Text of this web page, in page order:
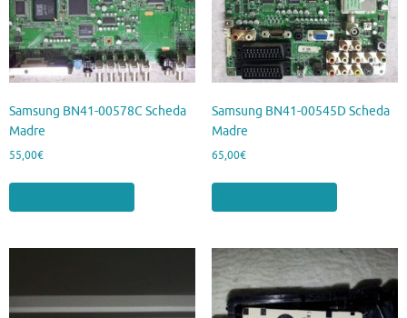
Samsung BN41-00578C Scheda
Madre
55,00€
Samsung BN41-00545D Scheda
Madre
65,00€